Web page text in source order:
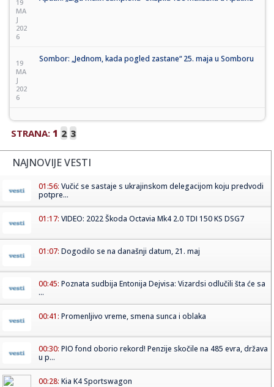
19
MA
J
202
6
19
MA
J
202
6
Sombor: „Jednom, kada pogled zastane“ 25. maja u Somboru
STRANA: 1 2 3
NAJNOVIJE VESTI
01:56: Vučić se sastaje s ukrajinskom delegacijom koju predvodi
potpre...
01:17: VIDEO: 2022 Škoda Octavia Mk4 2.0 TDI 150 KS DSG7
01:07: Dogodilo se na današnji datum, 21. maj
00:45: Poznata sudbija Entonija Dejvisa: Vizardsi odlučili šta će sa
...
00:41: Promenljivo vreme, smena sunca i oblaka
00:30: PIO fond oborio rekord! Penzije skočile na 485 evra, država
u p...
00:28: Kia K4 Sportswagon